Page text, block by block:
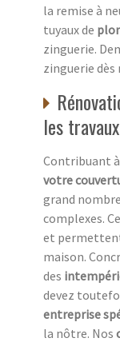
la remise à
tuyaux de
zinguerie.
zinguerie
les
Contribuant à
votre
grand
complexes.
et
maison.
des
devez
entreprise
la nôtre. Nos